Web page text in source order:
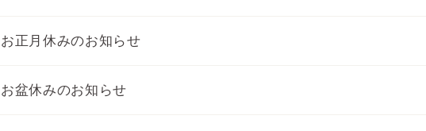
お正月休みのお知らせ
お盆休みのお知らせ